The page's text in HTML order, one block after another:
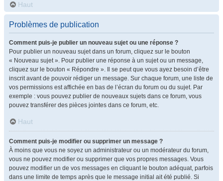
Haut
Problèmes de publication
Comment puis-je publier un nouveau sujet ou une réponse ?
Pour publier un nouveau sujet dans un forum, cliquez sur le bouton
« Nouveau sujet ». Pour publier une réponse à un sujet ou un message,
cliquez sur le bouton « Répondre ». Il se peut que vous ayez besoin d’être
inscrit avant de pouvoir rédiger un message. Sur chaque forum, une liste de
vos permissions est affichée en bas de l’écran du forum ou du sujet. Par
exemple : vous pouvez publier de nouveaux sujets dans ce forum, vous
pouvez transférer des pièces jointes dans ce forum, etc.
Haut
Comment puis-je modifier ou supprimer un message ?
À moins que vous ne soyez un administrateur ou un modérateur du forum,
vous ne pouvez modifier ou supprimer que vos propres messages. Vous
pouvez modifier un de vos messages en cliquant le bouton adéquat, parfois
dans une limite de temps après que le message initial ait été publié. Si